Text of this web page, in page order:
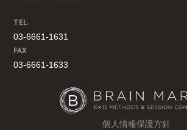
TEL
03-6661-1631
FAX
03-6661-1633
個人情報保護方針